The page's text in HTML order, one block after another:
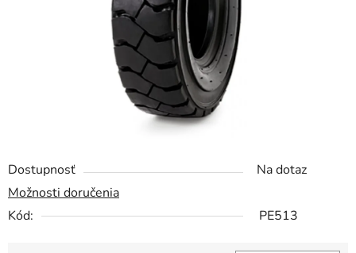
Dostupnosť
Na dotaz
Možnosti doručenia
Kód:
PE513